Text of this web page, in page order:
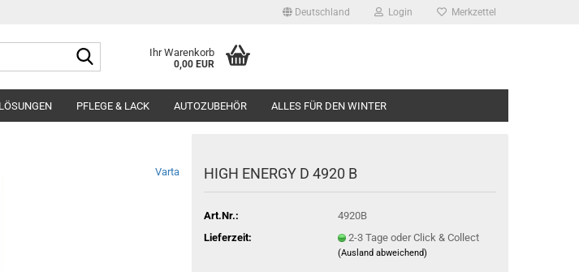
Deutschland Login Merkzettel
Ihr Warenkorb
0,00 EUR
PFLEGE & LACK AUTOZUBEHÖR ALLES FÜR DEN WINTER
Varta HIGH ENERGY D 4920 B
Art.Nr.:
4920B
Lieferzeit:
2-3 Tage oder Click & Collect
(Ausland abweichend)